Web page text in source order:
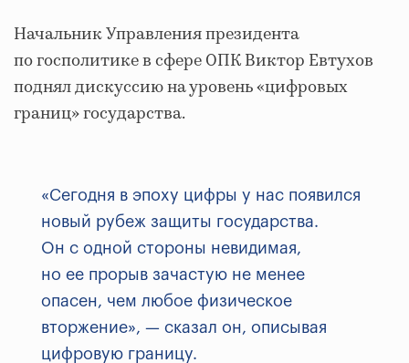
Начальник Управления президента
по госполитике в сфере ОПК Виктор Евтухов
поднял дискуссию на уровень «цифровых
границ» государства.
«Сегодня в эпоху цифры у нас появился
новый рубеж защиты государства.
Он с одной стороны невидимая,
но ее прорыв зачастую не менее
опасен, чем любое физическое
вторжение», — сказал он, описывая
цифровую границу.